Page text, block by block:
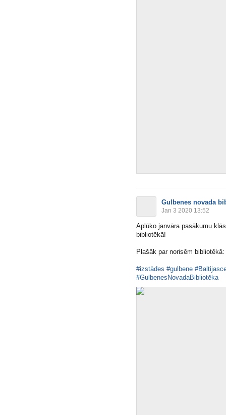
Gulbenes novada
Jan 3 2020 13:52
Aplūko janvāra pasākumu
bibliotēkā!
Plašāk par norisēm bibliotēkā:
#izstādes #gulbene
#GulbenesNovadaBibliotēka